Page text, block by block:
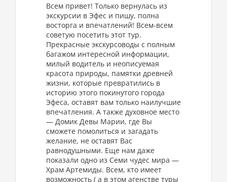
Всем привет! Только вернулась из
экскурсии в Эфес и пишу, полна
восторга и впечатлений! Всем-всем
советую посетить этот тур.
Прекрасные экскурсоводы с полным
багажом интересной информации,
милый водитель и неописуемая
красота природы, памятки древней
жизни, которые превратились в
историю этого покинутого города
Эфеса, оставят вам только наилучшие
впечатления. А также духовное место
— Домик Девы Марии, где Вы
сможете помолиться и загадать
желание, не оставят Вас
равнодушными. Еще нам даже
показали одно из Семи чудес мира —
Храм Артемиды. Всем, кто имеет
возможность ( а в этом агенстве туры